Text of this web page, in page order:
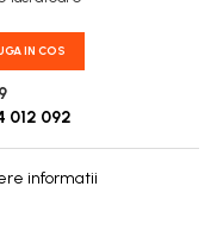
IN COS
012 092
informatii